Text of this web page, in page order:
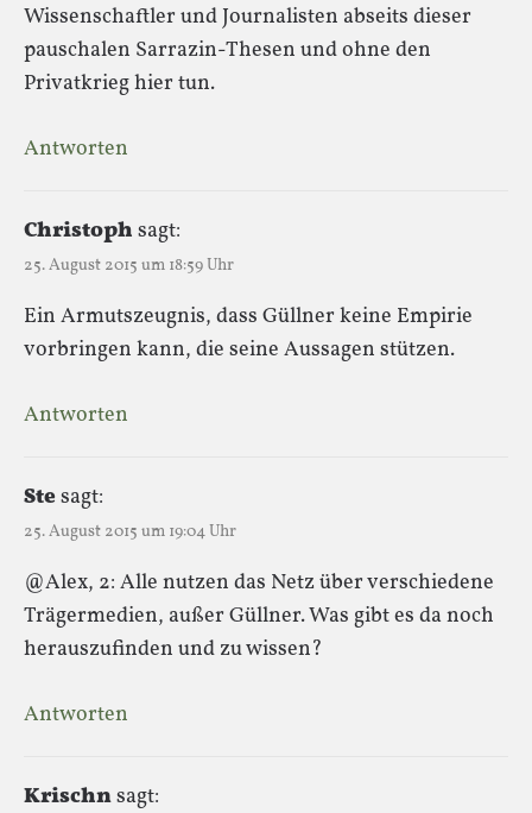
Wissenschaftler und Journalisten abseits dieser
pauschalen Sarrazin-Thesen und ohne den
Privatkrieg hier tun.
Antworten
Christoph sagt:
25. August 2015 um 18:59 Uhr
Ein Armutszeugnis, dass Güllner keine Empirie
vorbringen kann, die seine Aussagen stützen.
Antworten
Stesagt:
25. August 2015 um 19:04 Uhr
@Alex, 2: Alle nutzen das Netz über verschiedene
Trägermedien, außer Güllner. Was gibt es da noch
herauszufinden und zu wissen?
Antworten
Krischnsagt: